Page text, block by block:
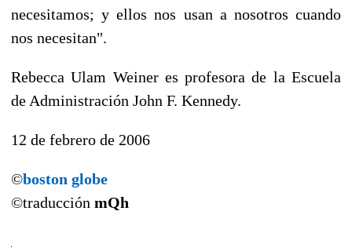
necesitamos; y ellos nos usan a nosotros cuando
nos necesitan".
Rebecca Ulam Weiner es profesora de la Escuela
de Administración John F. Kennedy.
12 de febrero de 2006
©boston globe
©traducción mQh